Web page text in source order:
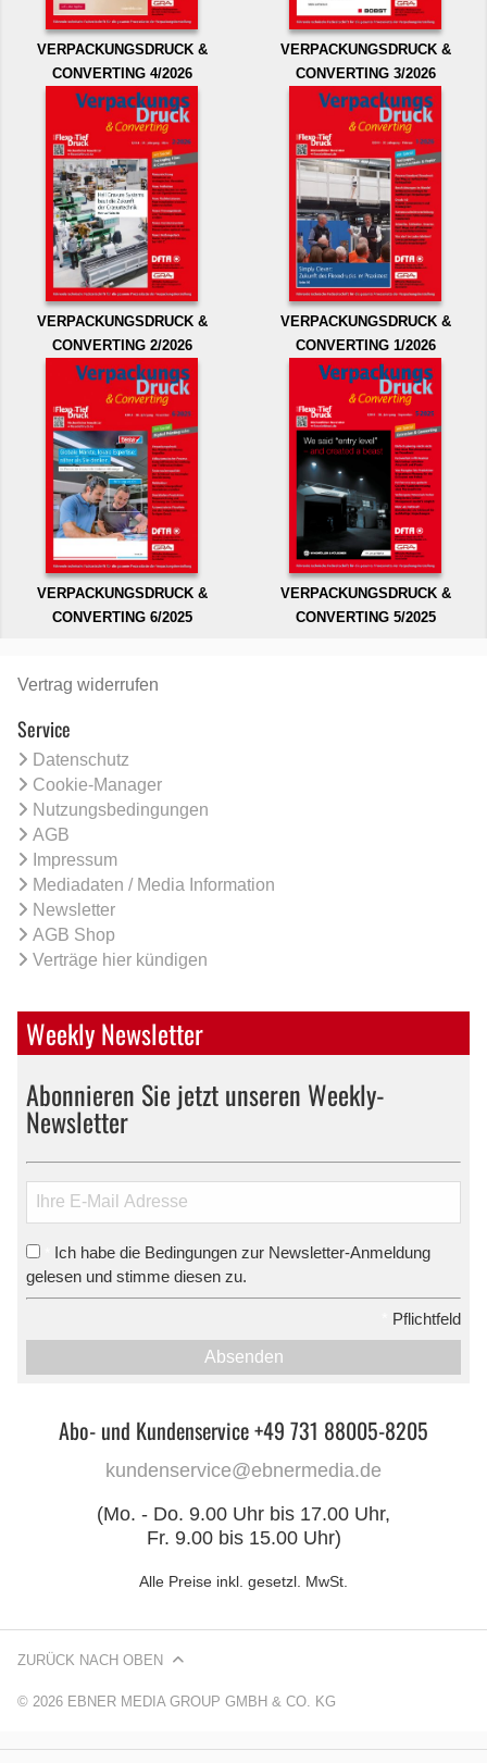
VERPACKUNGSDRUCK &
CONVERTING 4/2026
VERPACKUNGSDRUCK &
CONVERTING 3/2026
VERPACKUNGSDRUCK &
CONVERTING 2/2026
VERPACKUNGSDRUCK &
CONVERTING 1/2026
VERPACKUNGSDRUCK &
CONVERTING 6/2025
VERPACKUNGSDRUCK &
CONVERTING 5/2025
Vertrag widerrufen
Service
Datenschutz
Cookie-Manager
Nutzungsbedingungen
AGB
Impressum
Mediadaten / Media Information
Newsletter
AGB Shop
Verträge hier kündigen
Weekly Newsletter
Abonnieren Sie jetzt unseren Weekly-
Newsletter
Ich habe die Bedingungen zur Newsletter-Anmeldung
gelesen und stimme diesen zu.
Pflichtfeld
Absenden
Abo- und Kundenservice +49 731 88005-8205
kundenservice@ebnermedia.de
(Mo. - Do. 9.00 Uhr bis 17.00 Uhr,
Fr. 9.00 bis 15.00 Uhr)
Alle Preise inkl. gesetzl. MwSt.
© 2026 EBNER MEDIA GROUP GMBH & CO. KG
ZURÜCK NACH OBEN